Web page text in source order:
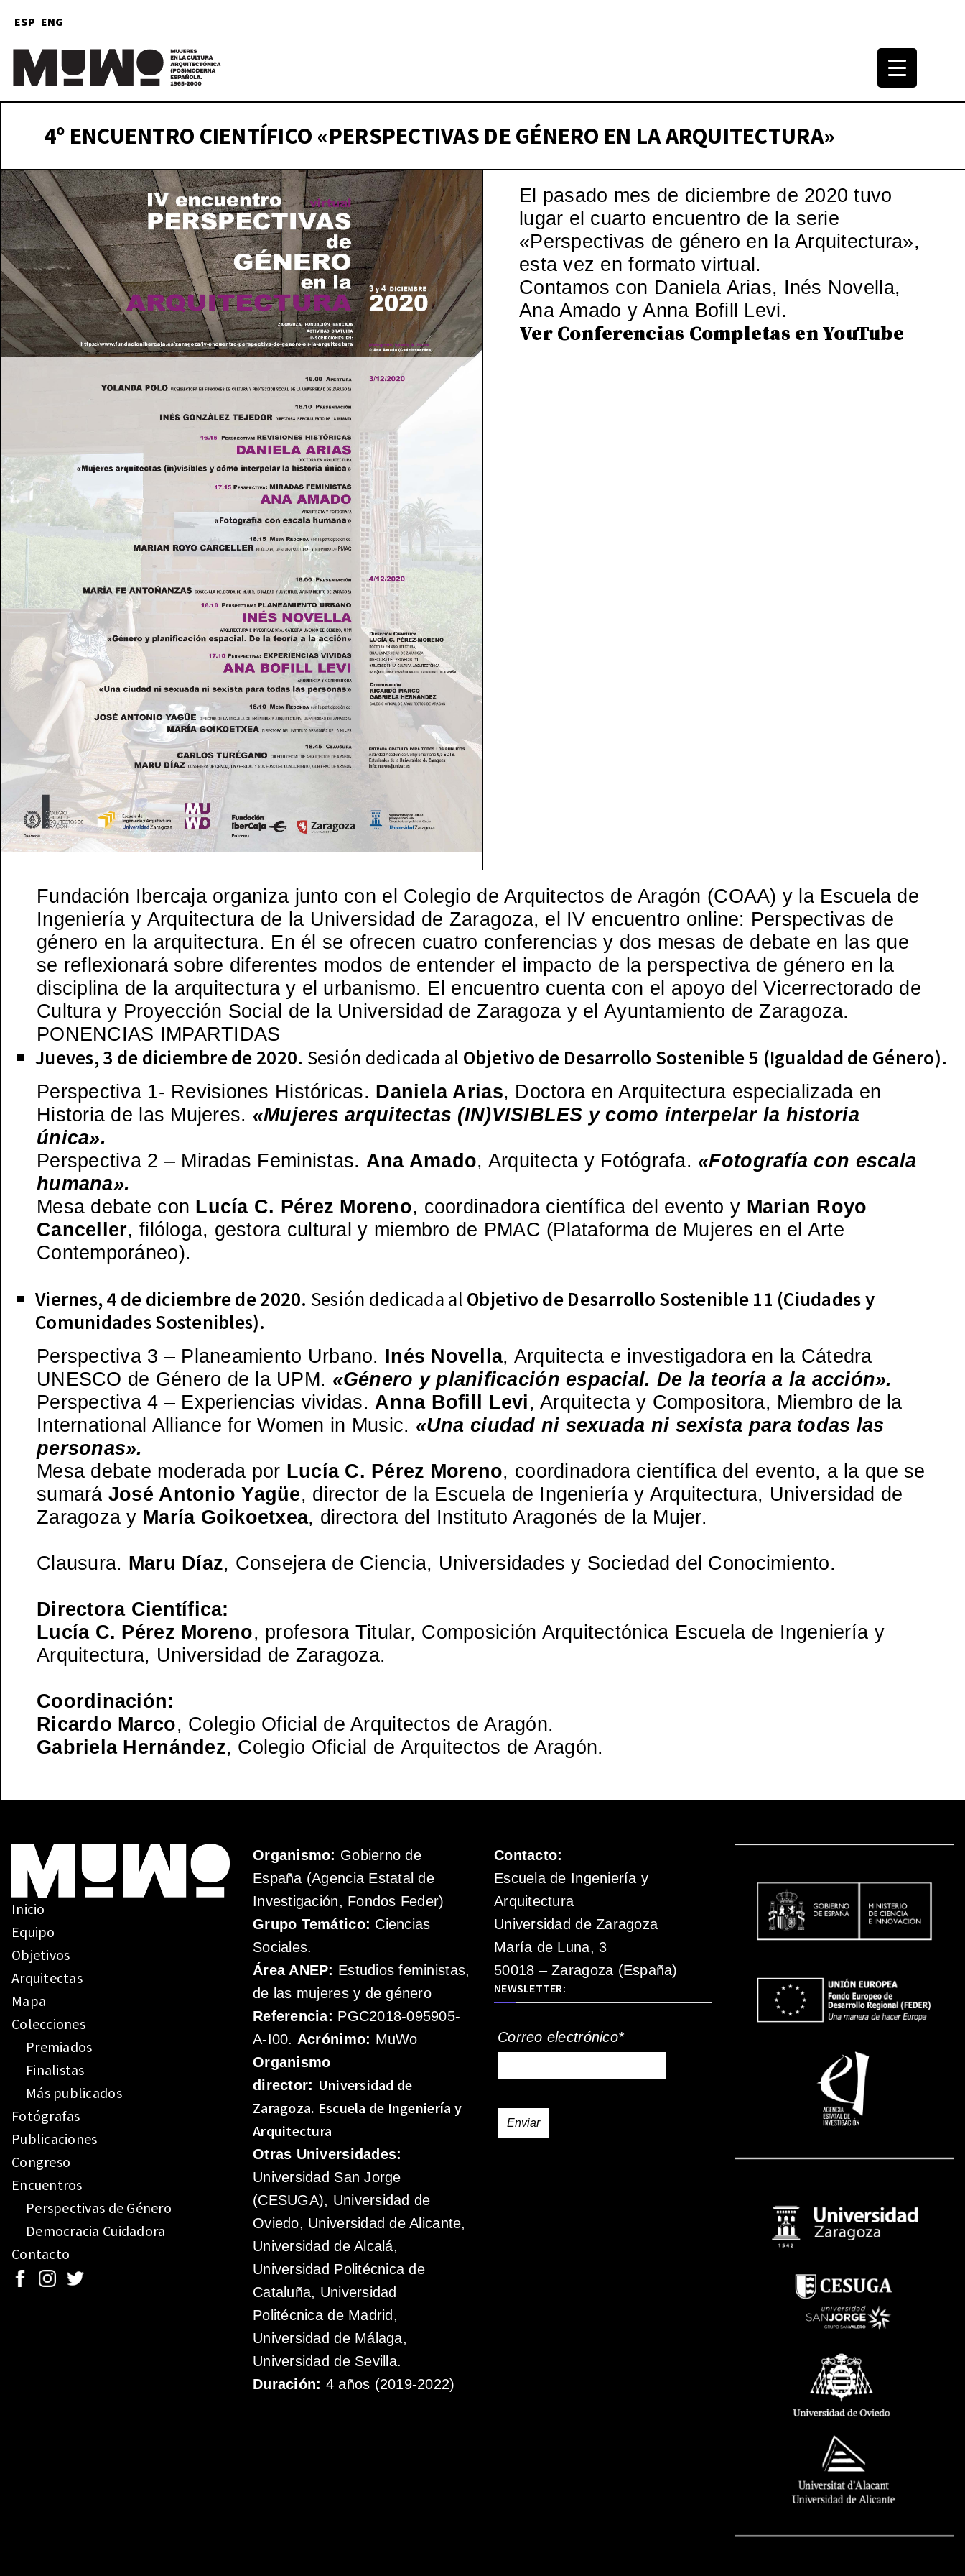
ESP ENG
MuWo – Mujeres en la Cultura Arquitectónica
(pos)moderna española, 1965-2000
4º ENCUENTRO CIENTÍFICO «PERSPECTIVAS DE GÉNERO EN LA ARQUITECTURA»
El pasado mes de diciembre de 2020 tuvo
lugar el cuarto encuentro de la serie
«Perspectivas de género en la Arquitectura»,
esta vez en formato virtual.
Contamos con Daniela Arias, Inés Novella,
Ana Amado y Anna Bofill Levi.
Ver Conferencias Completas en YouTube
Fundación Ibercaja organiza junto con el Colegio de Arquitectos de Aragón (COAA) y la Escuela de
Ingeniería y Arquitectura de la Universidad de Zaragoza, el IV encuentro online: Perspectivas de
género en la arquitectura. En él se ofrecen cuatro conferencias y dos mesas de debate en las que
se reflexionará sobre diferentes modos de entender el impacto de la perspectiva de género en la
disciplina de la arquitectura y el urbanismo. El encuentro cuenta con el apoyo del Vicerrectorado de
Cultura y Proyección Social de la Universidad de Zaragoza y el Ayuntamiento de Zaragoza.
PONENCIAS IMPARTIDAS
Jueves, 3 de diciembre de 2020. Sesión dedicada al Objetivo de Desarrollo Sostenible 5 (Igualdad de Género).
Perspectiva 1- Revisiones Históricas. Daniela Arias, Doctora en Arquitectura especializada en
Historia de las Mujeres. «Mujeres arquitectas (IN)VISIBLES y como interpelar la historia
única».
Perspectiva 2 – Miradas Feministas. Ana Amado, Arquitecta y Fotógrafa. «Fotografía con escala
humana».
Mesa debate con Lucía C. Pérez Moreno, coordinadora científica del evento y Marian Royo
Canceller, filóloga, gestora cultural y miembro de PMAC (Plataforma de Mujeres en el Arte
Contemporáneo).
Viernes, 4 de diciembre de 2020. Sesión dedicada al Objetivo de Desarrollo Sostenible 11 (Ciudades y
Comunidades Sostenibles).
Perspectiva 3 – Planeamiento Urbano. Inés Novella, Arquitecta e investigadora en la Cátedra
UNESCO de Género de la UPM. «Género y planificación espacial. De la teoría a la acción».
Perspectiva 4 – Experiencias vividas.Anna Bofill Levi, Arquitecta y Compositora, Miembro de la
International Alliance for Women in Music. «Una ciudad ni sexuada ni sexista para todas las
personas».
Mesa debate moderada por Lucía C. Pérez Moreno, coordinadora científica del evento, a la que se
sumará José Antonio Yagüe, director de la Escuela de Ingeniería y Arquitectura, Universidad de
Zaragoza y María Goikoetxea, directora del Instituto Aragonés de la Mujer.
Clausura. Maru Díaz, Consejera de Ciencia, Universidades y Sociedad del Conocimiento.
Directora Científica:
Lucía C. Pérez Moreno, profesora Titular, Composición Arquitectónica Escuela de Ingeniería y
Arquitectura, Universidad de Zaragoza.
Coordinación:
Ricardo Marco, Colegio Oficial de Arquitectos de Aragón.
Gabriela Hernández, Colegio Oficial de Arquitectos de Aragón.
Inicio
Equipo
Objetivos
Arquitectas
Mapa
Colecciones
Premiados
Finalistas
Más publicados
Fotógrafas
Publicaciones
Congreso
Encuentros
Perspectivas de Género
Democracia Cuidadora
Contacto
Organismo: Gobierno de
España (Agencia Estatal de
Investigación, Fondos Feder)
Grupo Temático: Ciencias
Sociales.
Área ANEP: Estudios feministas,
de las mujeres y de género
Referencia: PGC2018-095905-
A-I00. Acrónimo: MuWo
Organismo
director: Universidad de
Zaragoza. Escuela de Ingeniería y
Arquitectura
Otras Universidades:
Universidad San Jorge
(CESUGA), Universidad de
Oviedo, Universidad de Alicante,
Universidad de Alcalá,
Universidad Politécnica de
Cataluña, Universidad
Politécnica de Madrid,
Universidad de Málaga,
Universidad de Sevilla.
Duración: 4 años (2019-2022)
Contacto:
Escuela de Ingeniería y
Arquitectura
Universidad de Zaragoza
María de Luna, 3
50018 – Zaragoza (España)
NEWSLETTER:
Correo electrónico*